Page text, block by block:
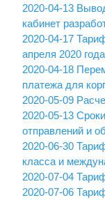
2020-04-13
кабинет
2020-04-17
апреля 2020 года
2020-04-18
платежа для
2020-05-09
2020-05-13
отправлений и
2020-06-30
класса и
2020-07-04
2020-07-06